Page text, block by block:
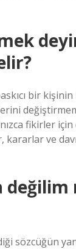
bir
fikirler için
kararlar ve
sözcüğün